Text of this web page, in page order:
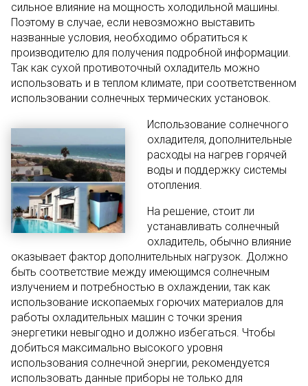
сильное влияние на мощность холодильной машины.
Поэтому в случае, если невозможно выставить
названные условия, необходимо обратиться к
производителю для получения подробной информации.
Так как сухой противоточный охладитель можно
использовать и в теплом климате, при соответственном
использовании солнечных термических установок.
Использование солнечного
охладителя, дополнительные
расходы на нагрев горячей
воды и поддержку системы
отопления.
На решение, стоит ли
устанавливать солнечный
охладитель, обычно влияние
оказывает фактор дополнительных нагрузок. Должно
быть соответствие между имеющимся солнечным
излучением и потребностью в охлаждении, так как
использование ископаемых горючих материалов для
работы охладительных машин с точки зрения
энергетики невыгодно и должно избегаться. Чтобы
добиться максимально высокого уровня
использования солнечной энергии, рекомендуется
использовать данные приборы не только для